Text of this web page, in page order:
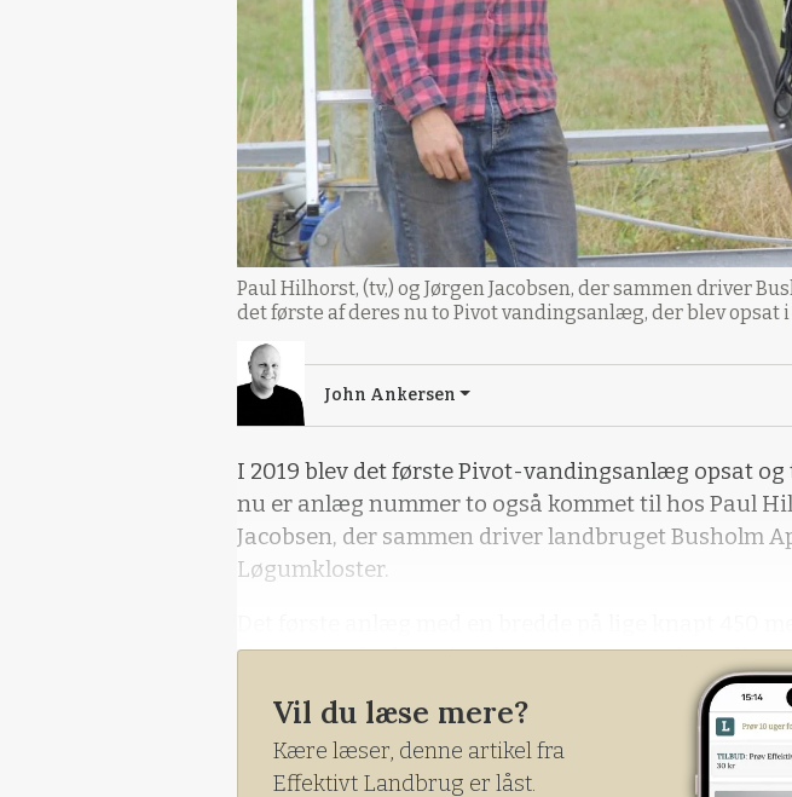
Paul Hilhorst, (tv,) og Jørgen Jacobsen, der sammen driver
det første af deres nu to Pivot vandingsanlæg, der blev opsat i
John Ankersen
I 2019 blev det første Pivot-vandingsanlæg opsat og
nu er anlæg nummer to også kommet til hos Paul
Jacobsen, der sammen driver landbruget Busholm
Løgumkloster.
446 meter, der har givet knapt 900 meter i
anlæg der har kørt en sæson med godt resultat.
Vil du læse mere?
Kære læser, denne artikel fra
Effektivt Landbrug er låst.